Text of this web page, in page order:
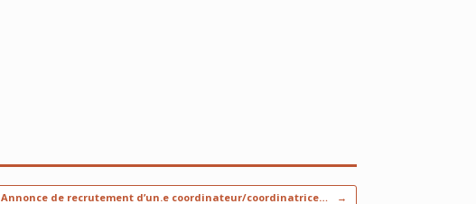
Annonce de recrutement d’un.e coordinateur/coordinatrice… →